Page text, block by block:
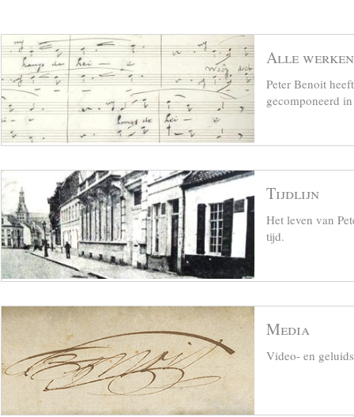
Alle werken
Peter Benoit
gecomponeerd
Tijdlijn
Het leven van
tijd.
Media
Video- en